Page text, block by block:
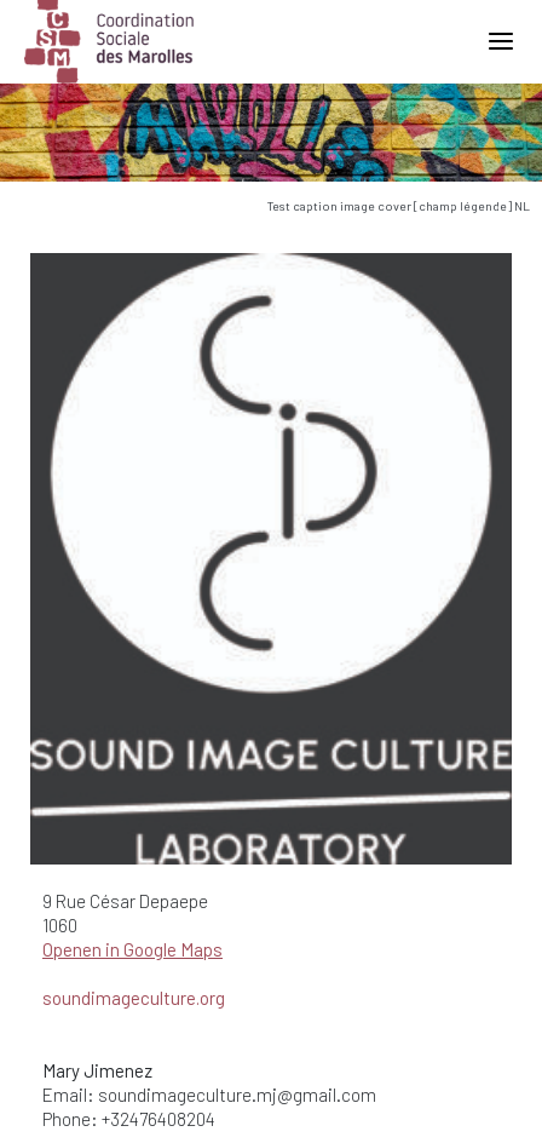
Main Navigation
Test caption image cover [champ légende] NL
9 Rue César Depaepe
1060
Openen in Google Maps
soundimageculture.org
Mary Jimenez
Email: soundimageculture.mj@gmail.com
Phone: +32476408204